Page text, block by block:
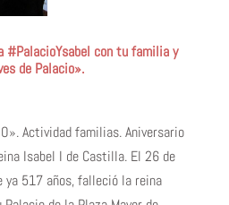
#PalacioYsabel con tu familia y
de Palacio».
Actividad familias. Aniversario
Isabel I de Castilla. El 26 de
ya 517 años, falleció la reina